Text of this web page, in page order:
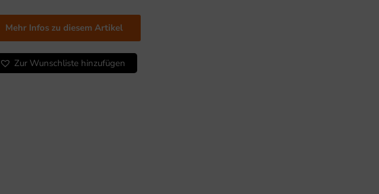
Mehr Infos zu diesem Artikel
Zur Wunschliste hinzufügen